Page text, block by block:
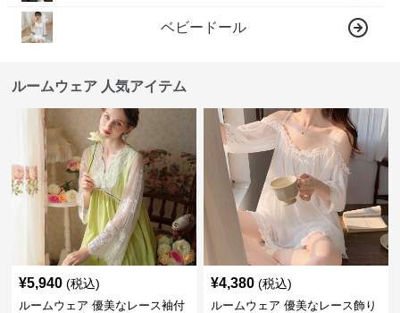
ベビードール
ルームウェア 人気アイテム
¥5,940 (税込)
ルームウェア 優美なレース袖付
¥4,380 (税込)
ルームウェア 優美なレース飾り